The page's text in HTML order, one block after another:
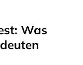
Was